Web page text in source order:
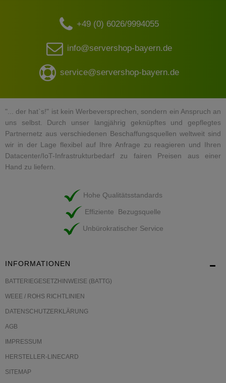
+49 (0) 6026/9994055
info@servershop-bayern.de
service@servershop-bayern.de
"... der hat`s!" ist kein Werbeversprechen, sondern ein Anspruch an
uns selbst. Durch unser langjährig geknüpftes und gepflegtes
Partnernetz aus verschiedenen Beschaffungsquellen weltweit sind
wir in der Lage flexibel auf Ihre Anfrage zu reagieren und Ihren
Datacenter/IoT-Infrastrukturbedarf zu fairen Preisen aus einer
Hand zu liefern.
Hohe Qualitätsstandards
Effiziente Bezugsquelle
Unbürokratischer Service
INFORMATIONEN
BATTERIEGESETZHINWEISE (BATTG)
WEEE / ROHS RICHTLINIEN
DATENSCHUTZERKLÄRUNG
AGB
IMPRESSUM
HERSTELLER-LINECARD
SITEMAP